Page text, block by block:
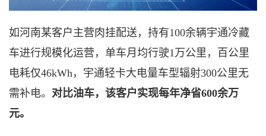
如河南某客户主营肉挂配送，持有100余辆宇通冷藏
车进行规模化运营，单车月均行驶1万公里，百公里
电耗仅46kWh，宇通轻卡大电量车型辐射300公里无
需补电。 对比油车，该客户实现每年净省600余万
元。